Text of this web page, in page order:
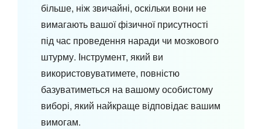
більше, ніж звичайні, оскільки вони не
вимагають вашої фізичної присутності
під час проведення наради чи мозкового
штурму. Інструмент, який ви
використовуватимете, повністю
базуватиметься на вашому особистому
виборі, який найкраще відповідає вашим
вимогам.